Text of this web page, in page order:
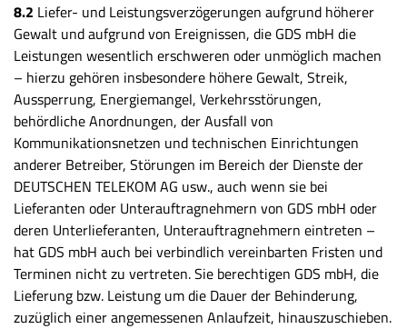
8.2 Liefer- und Leistungsverzögerungen aufgrund höherer
Gewalt und aufgrund von Ereignissen, die GDS mbH die
Leistungen wesentlich erschweren oder unmöglich machen
– hierzu gehören insbesondere höhere Gewalt, Streik,
Aussperrung, Energiemangel, Verkehrsstörungen,
behördliche Anordnungen, der Ausfall von
Kommunikationsnetzen und technischen Einrichtungen
anderer Betreiber, Störungen im Bereich der Dienste der
DEUTSCHEN TELEKOM AG usw., auch wenn sie bei
Lieferanten oder Unterauftragnehmern von GDS mbH oder
deren Unterlieferanten, Unterauftragnehmern eintreten –
hat GDS mbH auch bei verbindlich vereinbarten Fristen und
Terminen nicht zu vertreten. Sie berechtigen GDS mbH, die
Lieferung bzw. Leistung um die Dauer der Behinderung,
zuzüglich einer angemessenen Anlaufzeit, hinauszuschieben.